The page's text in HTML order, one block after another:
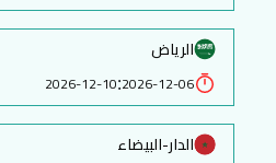
الرياض
2026-12-06
:
2026-12-10
الدار-البيضاء